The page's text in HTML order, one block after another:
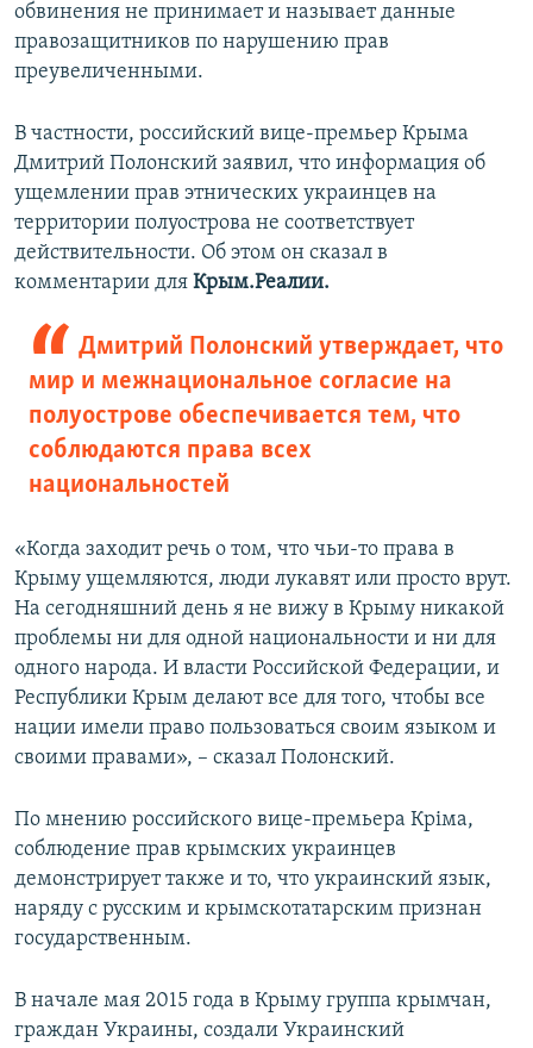
обвинения не принимает и называет данные
правозащитников по нарушению прав
преувеличенными.
В частности, российский вице-премьер Крыма
Дмитрий Полонский заявил, что информация об
ущемлении прав этнических украинцев на
территории полуострова не соответствует
действительности. Об этом он сказал в
комментарии для Крым.Реалии.
Дмитрий Полонский утверждает, что
мир и межнациональное согласие на
полуострове обеспечивается тем, что
соблюдаются права всех
национальностей
«Когда заходит речь о том, что чьи-то права в
Крыму ущемляются, люди лукавят или просто врут.
На сегодняшний день я не вижу в Крыму никакой
проблемы ни для одной национальности и ни для
одного народа. И власти Российской Федерации, и
Республики Крым делают все для того, чтобы все
нации имели право пользоваться своим языком и
своими правами», – сказал Полонский.
По мнению российского вице-премьера Кріма,
соблюдение прав крымских украинцев
демонстрирует также и то, что украинский язык,
наряду с русским и крымскотатарским признан
государственным.
В начале мая 2015 года в Крыму группа крымчан,
граждан Украины, создали Украинский